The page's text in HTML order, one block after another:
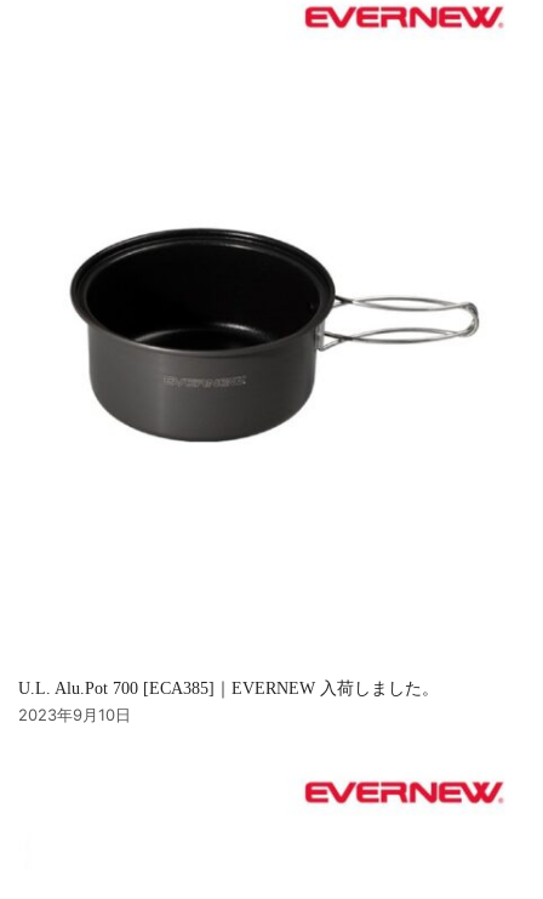
U.L. Alu.Pot 700 [ECA385]｜EVERNEW 入荷しました。
2023年9月10日